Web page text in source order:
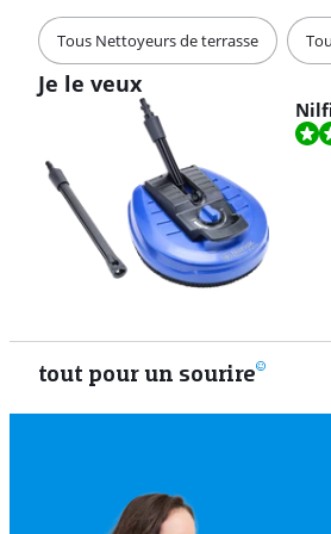
Tous Nettoyeurs de terrasse
Je le veux
La note est de 8,3 sur 10, basée sur 6 avis.
tout pour un sourire